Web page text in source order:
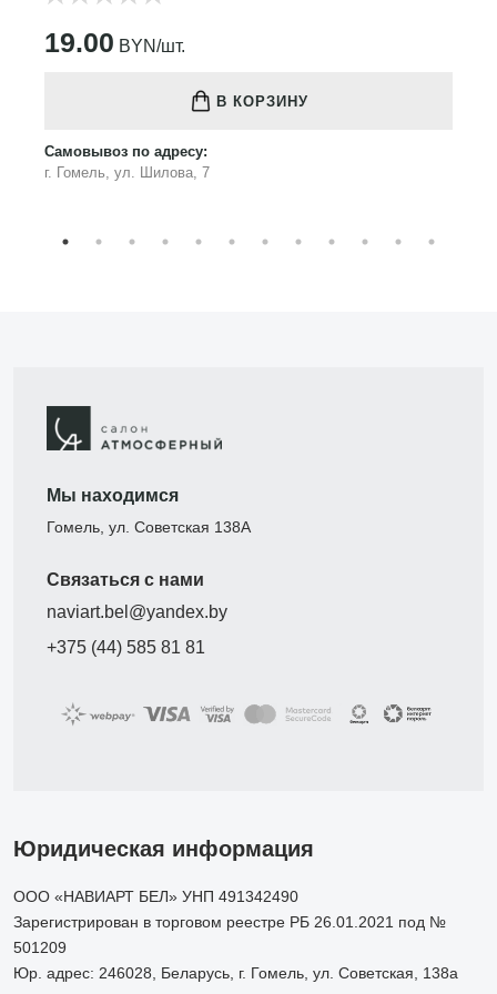
19.00 BYN/шт.
В КОРЗИНУ
Самовывоз по адресу:
г. Гомель, ул. Шилова, 7
Мы находимся
Гомель, ул. Советская 138А
Связаться с нами
naviart.bel@yandex.by
+375 (44) 585 81 81
Юридическая информация
ООО «НАВИАРТ БЕЛ» УНП 491342490
Зарегистрирован в торговом реестре РБ 26.01.2021 под №
501209
Юр. адрес: 246028, Беларусь, г. Гомель, ул. Советская, 138а